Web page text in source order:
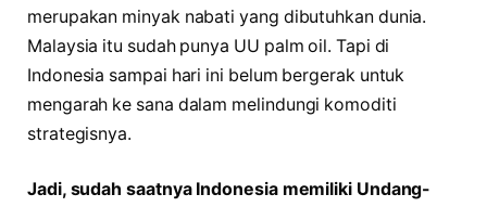
merupakan minyak nabati yang dibutuhkan dunia.
Malaysia itu sudah punya UU palm oil. Tapi di
Indonesia sampai hari ini belum bergerak untuk
mengarah ke sana dalam melindungi komoditi
strategisnya.
Jadi, sudah saatnya Indonesia memiliki Undang-